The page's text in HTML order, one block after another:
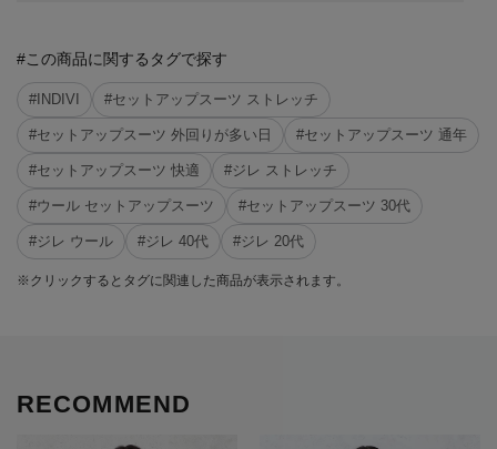
#この商品に関するタグで探す
#INDIVI #セットアップスーツ ストレッチ
#セットアップスーツ 外回りが多い日 #セットアップスーツ 通年
#セットアップスーツ 快適 #ジレ ストレッチ
#ウール セットアップスーツ #セットアップスーツ 30代
#ジレ ウール #ジレ 40代 #ジレ 20代
※クリックするとタグに関連した商品が表示されます。
RECOMMEND